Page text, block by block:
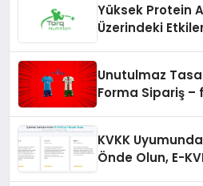
Yüksek Protein
Üzerindeki
Unutulmaz
Forma Sipariş
KVKK
Önde Olun, E-